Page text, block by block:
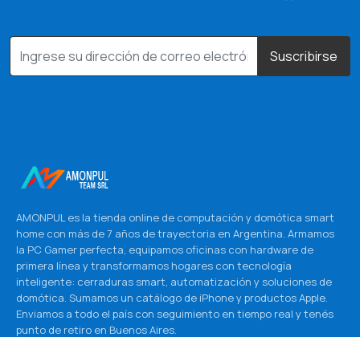
Suscribirse
AMONPUL es la tienda online de computación y domótica smart
home con más de 7 años de trayectoria en Argentina. Armamos
la PC Gamer perfecta, equipamos oficinas con hardware de
primera línea y transformamos hogares con tecnología
inteligente: cerraduras smart, automatización y soluciones de
domótica. Sumamos un catálogo de iPhone y productos Apple.
Enviamos a todo el país con seguimiento en tiempo real y tenés
punto de retiro en Buenos Aires.